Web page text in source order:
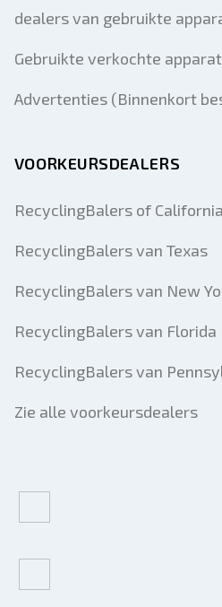
dealers van gebruikte
Gebruikte verkochte
Advertenties (Binnenkort
VOORKEURSDEALERS
RecyclingBalers of California
RecyclingBalers van Texas
RecyclingBalers van New
RecyclingBalers van Florida
RecyclingBalers van
Zie alle voorkeursdealers